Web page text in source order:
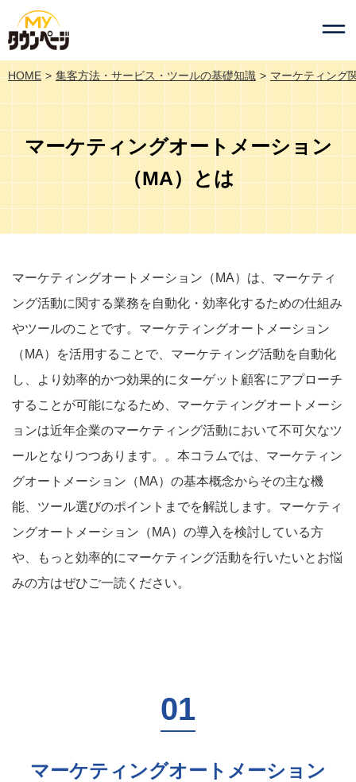
HOME 集客方法・サービス・ツールの基礎知識 マーケティング
マーケティングオートメーション
（MA）とは
マーケティングオートメーション（MA）は、マーケティ
ング活動に関する業務を自動化・効率化するための仕組み
やツールのことです。マーケティングオートメーション
（MA）を活用することで、マーケティング活動を自動化
し、より効率的かつ効果的にターゲット顧客にアプローチ
することが可能になるため、マーケティングオートメーシ
ョンは近年企業のマーケティング活動において不可欠なツ
ールとなりつつあります。。本コラムでは、マーケティン
グオートメーション（MA）の基本概念からその主な機
能、ツール選びのポイントまでを解説します。マーケティ
ングオートメーション（MA）の導入を検討している方
や、もっと効率的にマーケティング活動を行いたいとお悩
みの方はぜひご一読ください。
マーケティングオートメーション